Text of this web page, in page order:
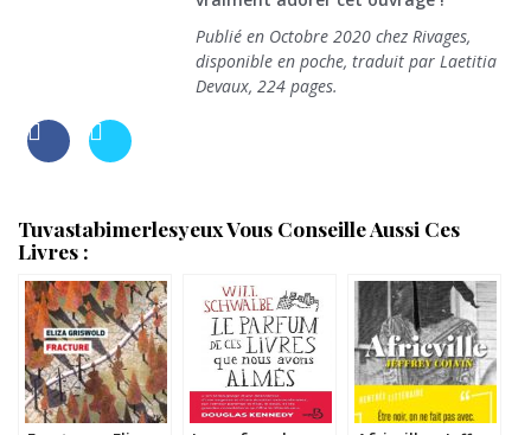
Publié en Octobre 2020 chez Rivages,
disponible en poche, traduit par Laetitia
Devaux, 224 pages.
Tuvastabimerlesyeux Vous Conseille Aussi Ces
Livres :